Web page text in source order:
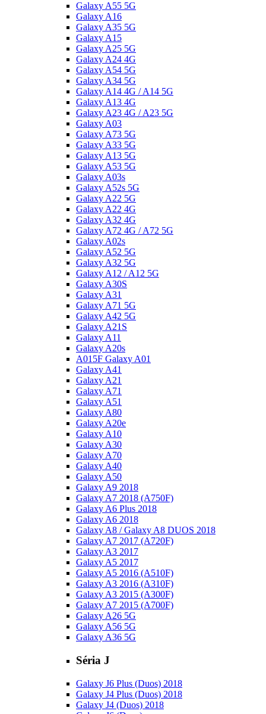
Galaxy A55 5G
Galaxy A16
Galaxy A35 5G
Galaxy A15
Galaxy A25 5G
Galaxy A24 4G
Galaxy A54 5G
Galaxy A34 5G
Galaxy A14 4G / A14 5G
Galaxy A13 4G
Galaxy A23 4G / A23 5G
Galaxy A03
Galaxy A73 5G
Galaxy A33 5G
Galaxy A13 5G
Galaxy A53 5G
Galaxy A03s
Galaxy A52s 5G
Galaxy A22 5G
Galaxy A22 4G
Galaxy A32 4G
Galaxy A72 4G / A72 5G
Galaxy A02s
Galaxy A52 5G
Galaxy A32 5G
Galaxy A12 / A12 5G
Galaxy A30S
Galaxy A31
Galaxy A71 5G
Galaxy A42 5G
Galaxy A21S
Galaxy A11
Galaxy A20s
A015F Galaxy A01
Galaxy A41
Galaxy A21
Galaxy A71
Galaxy A51
Galaxy A80
Galaxy A20e
Galaxy A10
Galaxy A30
Galaxy A70
Galaxy A40
Galaxy A50
Galaxy A9 2018
Galaxy A7 2018 (A750F)
Galaxy A6 Plus 2018
Galaxy A6 2018
Galaxy A8 / Galaxy A8 DUOS 2018
Galaxy A7 2017 (A720F)
Galaxy A3 2017
Galaxy A5 2017
Galaxy A5 2016 (A510F)
Galaxy A3 2016 (A310F)
Galaxy A3 2015 (A300F)
Galaxy A7 2015 (A700F)
Galaxy A26 5G
Galaxy A56 5G
Galaxy A36 5G
Séria J
Galaxy J6 Plus (Duos) 2018
Galaxy J4 Plus (Duos) 2018
Galaxy J4 (Duos) 2018